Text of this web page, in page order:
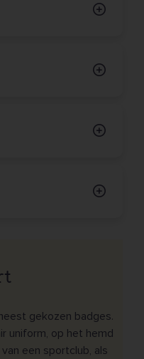
gekozen badges.
uniform, op het hemd
een sportclub, als